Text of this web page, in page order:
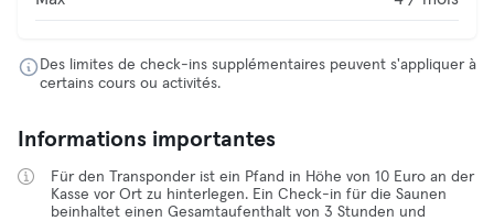
Des limites de check-ins supplémentaires peuvent s'appliquer à
certains cours ou activités.
Informations importantes
Für den Transponder ist ein Pfand in Höhe von 10 Euro an der
Kasse vor Ort zu hinterlegen. Ein Check-in für die Saunen
beinhaltet einen Gesamtaufenthalt von 3 Stunden und